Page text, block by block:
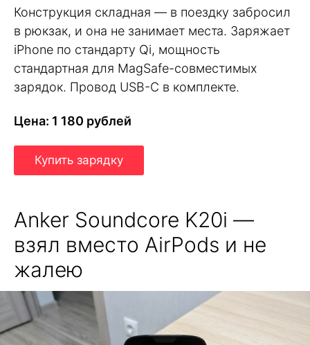
Конструкция складная — в поездку забросил
в рюкзак, и она не занимает места. Заряжает
iPhone по стандарту Qi, мощность
стандартная для MagSafe-совместимых
зарядок. Провод USB-C в комплекте.
Цена: 1 180 рублей
Купить зарядку
Anker Soundcore K20i —
взял вместо AirPods и не
жалею